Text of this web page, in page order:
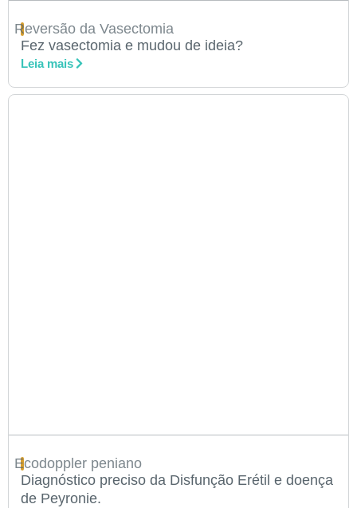
Reversão da Vasectomia
Fez vasectomia e mudou de ideia?
Leia mais
Ecodoppler peniano
Diagnóstico preciso da Disfunção Erétil e doença
de Peyronie.